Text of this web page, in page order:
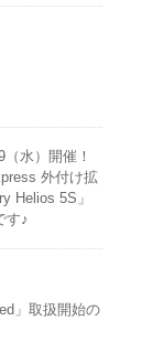
水）開催！
外付け拡
Helios 5S」
す♪
」取扱開始の